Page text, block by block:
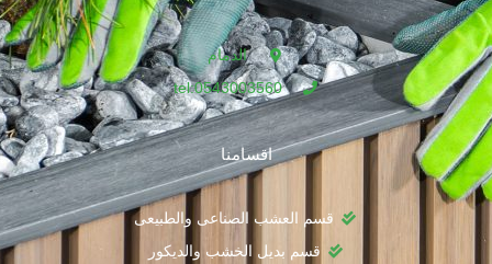
الدمام
tel:0543003560
اقسامنا
قسم العشب الصناعى والطبيعى
قسم بديل الخشب والديكور